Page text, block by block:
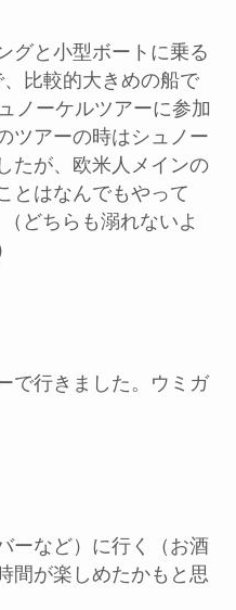
グと小型ボートに乗る
比較的大きめの船で
ノーケルツアーに参加
ツアーの時はシュノー
たが、欧米人メインの
とはなんでもやって
どちらも溺れないよ
で行きました。ウミガ
ーなど）に行く（お酒
間が楽しめたかもと思